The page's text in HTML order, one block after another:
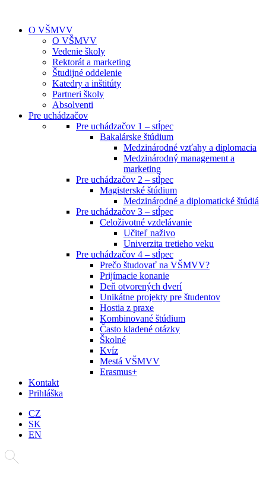
O VŠMVV
O VŠMVV
Vedenie školy
Rektorát a marketing
Študijné oddelenie
Katedry a inštitúty
Partneri školy
Absolventi
Pre uchádzačov
Pre uchádzačov 1 – stĺpec
Bakalárske štúdium
Medzinárodné vzťahy a diplomacia
Medzinárodný management a
marketing
Pre uchádzačov 2 – stĺpec
Magisterské štúdium
Medzinárodné a diplomatické štúdiá
Pre uchádzačov 3 – stĺpec
Celoživotné vzdelávanie
Učiteľ naživo
Univerzita tretieho veku
Pre uchádzačov 4 – stĺpec
Prečo študovať na VŠMVV?
Prijímacie konanie
Deň otvorených dverí
Unikátne projekty pre študentov
Hostia z praxe
Kombinované štúdium
Často kladené otázky
Školné
Kvíz
Mestá VŠMVV
Erasmus+
Kontakt
Prihláška
CZ
SK
EN